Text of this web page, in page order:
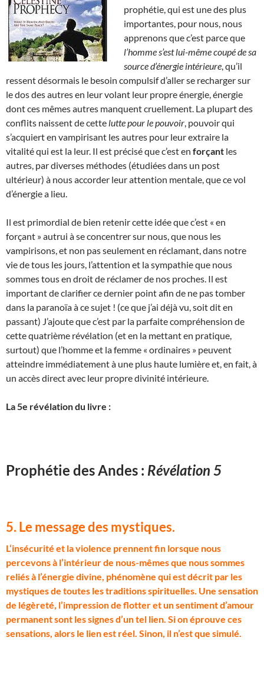
prophétie, qui est une des plus
importantes, pour nous, nous
apprenons que c’est parce que
l’homme s’est lui-même coupé de sa
source d’énergie intérieure , qu’il
ressent désormais le besoin compulsif d’aller se recharger sur
le dos des autres en leur volant leur propre énergie, énergie
dont ces mêmes autres manquent cruellement. La plupart des
conflits naissent de cette lutte pour le pouvoir , pouvoir qui
s’acquiert en vampirisant les autres pour leur extraire la
vitalité qui est la leur. Il est précisé que c’est en forçant les
autres, par diverses méthodes (étudiées dans un post
ultérieur) à nous accorder leur attention mentale, que ce vol
d’énergie a lieu.
Il est primordial de bien retenir cette idée que c’est « en
forçant » autrui à se concentrer sur nous, que nous les
vampirisons, et non pas seulement en réclamant, dans notre
vie de tous les jours, l’attention et la sympathie que nous
sommes tous en droit de réclamer de nos proches. Il est
important de clarifier ce dernier point afin de ne pas tomber
dans la paranoïa à ce sujet ! (ce que j’ai déjà vu, soit dit en
passant) J’ajoute que c’est par la parfaite compréhension de
cette quatrième révélation (et en la mettant en pratique,
surtout) que l’homme et la femme « ordinaires » peuvent
atteindre immédiatement à une plus haute lumière et, en fait, à
un accès direct avec leur propre divinité intérieure.
La 5e révélation du livre :
Prophétie des Andes : Révélation 5
5. Le message des mystiques.
L‘insécurité et la violence prennent fin lorsque nous
percevons à l’intérieur de nous-mêmes que nous sommes
reliés à l’énergie divine, phénomène qui est décrit par les
mystiques de toutes les traditions spirituelles. Une sensation
de légèreté, l’impression de flotter et un sentiment d’amour
permanent sont les signes d’un tel lien. Si on éprouve ces
sensations, alors le lien est réel. Sinon, il n’est que simulé.